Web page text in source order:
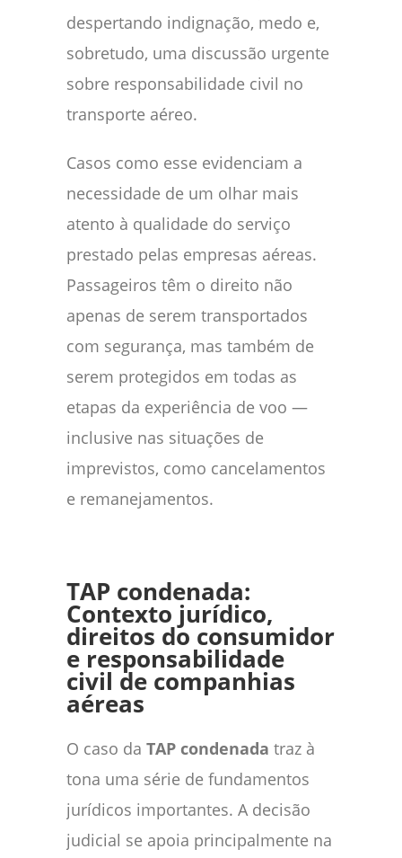
despertando indignação, medo e,
sobretudo, uma discussão urgente
sobre responsabilidade civil no
transporte aéreo.
Casos como esse evidenciam a
necessidade de um olhar mais
atento à qualidade do serviço
prestado pelas empresas aéreas.
Passageiros têm o direito não
apenas de serem transportados
com segurança, mas também de
serem protegidos em todas as
etapas da experiência de voo —
inclusive nas situações de
imprevistos, como cancelamentos
e remanejamentos.
TAP condenada:
Contexto jurídico,
direitos do consumidor
e responsabilidade
civil de companhias
aéreas
O caso da TAP condenada traz à
tona uma série de fundamentos
jurídicos importantes. A decisão
judicial se apoia principalmente na